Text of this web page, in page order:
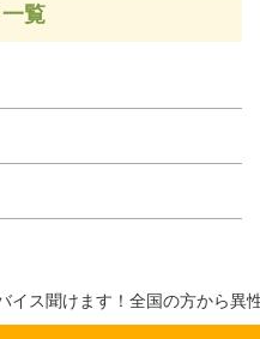
イス聞けます！全国の方から異
覧